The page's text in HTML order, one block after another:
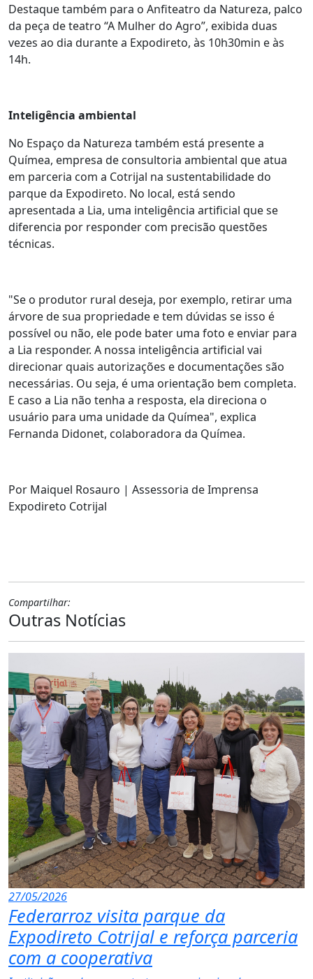
Destaque também para o Anfiteatro da Natureza, palco
da peça de teatro “A Mulher do Agro”, exibida duas
vezes ao dia durante a Expodireto, às 10h30min e às
14h.
Inteligência ambiental
No Espaço da Natureza também está presente a
Químea, empresa de consultoria ambiental que atua
em parceria com a Cotrijal na sustentabilidade do
parque da Expodireto. No local, está sendo
apresentada a Lia, uma inteligência artificial que se
diferencia por responder com precisão questões
técnicas.
"Se o produtor rural deseja, por exemplo, retirar uma
árvore de sua propriedade e tem dúvidas se isso é
possível ou não, ele pode bater uma foto e enviar para
a Lia responder. A nossa inteligência artificial vai
direcionar quais autorizações e documentações são
necessárias. Ou seja, é uma orientação bem completa.
E caso a Lia não tenha a resposta, ela direciona o
usuário para uma unidade da Químea", explica
Fernanda Didonet, colaboradora da Químea.
Por Maiquel Rosauro | Assessoria de Imprensa
Expodireto Cotrijal
Compartilhar:
Outras Notícias
27/05/2026
Federarroz visita parque da
Expodireto Cotrijal e reforça parceria
com a cooperativa